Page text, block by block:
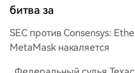
битва за
SEC против Consensys:
MetaMask накаляется